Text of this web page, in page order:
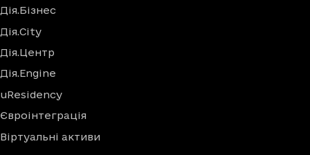
Дія.Бізнес
Дія.City
Дія.Центр
Дія.Engine
uResidency
Євроінтеграція
Віртуальні активи